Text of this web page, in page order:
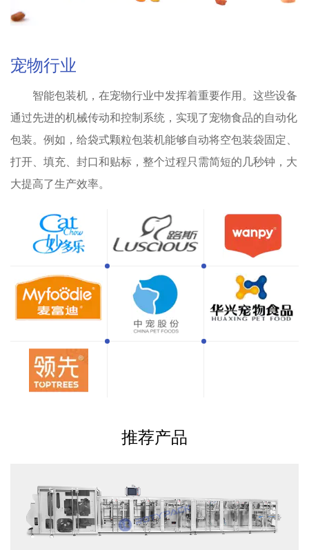
宠物行业
智能包装机，在宠物行业中发挥着重要作用。这些设备
通过先进的机械传动和控制系统，实现了宠物食品的自动化
包装。例如，给袋式颗粒包装机能够自动将空包装袋固定、
打开、填充、封口和贴标，整个过程只需简短的几秒钟，大
大提高了生产效率‌。
推荐产品